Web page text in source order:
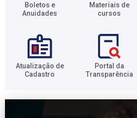
Boletos e
Anuidades​
Materiais de
cursos​
Atualização de
Cadastro​
Portal da
Transparência​